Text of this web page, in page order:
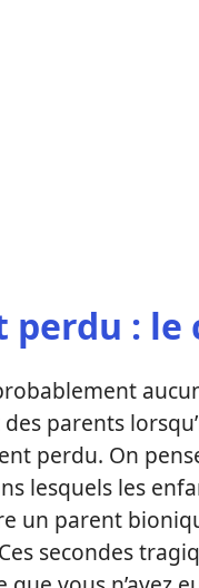
perdu : le
parents
perdu. On
lesquels les
un parent
secondes